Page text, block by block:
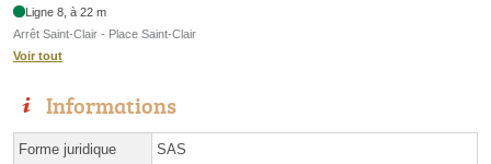
Ligne 8, à 22 m
Arrêt Saint-Clair - Place Saint-Clair
Voir tout
Informations
Forme juridique SAS